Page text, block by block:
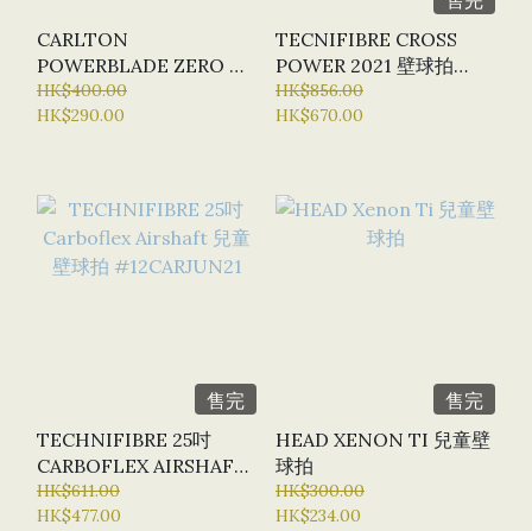
CARLTON
POWERBLADE ZERO 羽
毛球拍, 已穿線連套
#13026550 / #13026673
HK$400.00
HK$290.00
TECNIFIBRE CROSS
POWER 2021 壁球拍
#12CROPOW21
HK$856.00
HK$670.00
售完
TECHNIFIBRE 25吋
CARBOFLEX AIRSHAFT
兒童壁球拍
#12CARJUN21
HK$611.00
HK$477.00
售完
HEAD XENON TI 兒童壁
球拍
HK$300.00
HK$234.00